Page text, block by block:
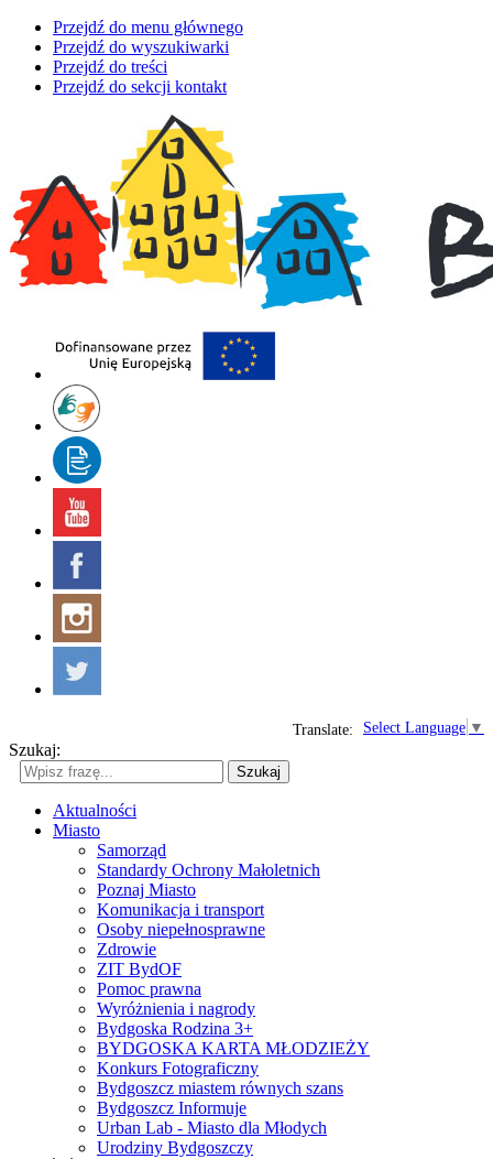
Przejdź do menu głównego
Przejdź do wyszukiwarki
Przejdź do treści
Przejdź do sekcji kontakt
Select Language ▼
Translate:
Szukaj:
Szukaj
Aktualności
Miasto
Samorząd
Standardy Ochrony Małoletnich
Poznaj Miasto
Komunikacja i transport
Osoby niepełnosprawne
Zdrowie
ZIT BydOF
Pomoc prawna
Wyróżnienia i nagrody
Bydgoska Rodzina 3+
BYDGOSKA KARTA MŁODZIEŻY
Konkurs Fotograficzny
Bydgoszcz miastem równych szans
Bydgoszcz Informuje
Urban Lab - Miasto dla Młodych
Urodziny Bydgoszczy